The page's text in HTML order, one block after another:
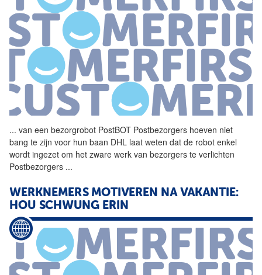
... van een bezorgrobot PostBOT Postbezorgers hoeven niet
bang te zijn voor hun baan DHL laat weten dat de robot enkel
wordt ingezet om het zware werk van bezorgers te verlichten
Postbezorgers ...
WERKNEMERS MOTIVEREN NA VAKANTIE:
HOU SCHWUNG ERIN